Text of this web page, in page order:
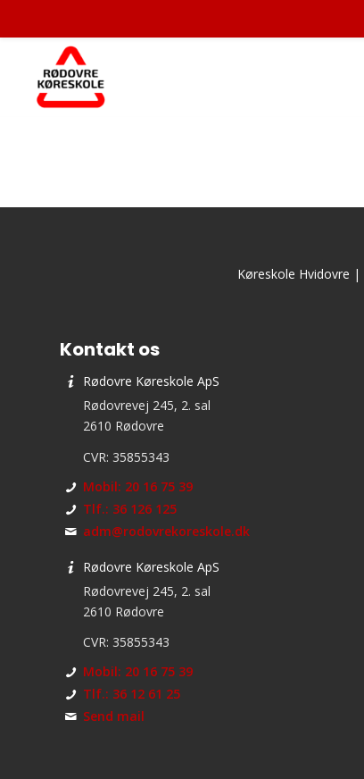
Køreskole Hvidovre |
Kontakt os
Rødovre Køreskole ApS
Rødovrevej 245, 2. sal
2610 Rødovre
CVR: 35855343
Mobil: 20 16 75 39
Tlf.: 36 126 125
adm@rodovrekoreskole.dk
Rødovre Køreskole ApS
Rødovrevej 245, 2. sal
2610 Rødovre
CVR: 35855343
Mobil: 20 16 75 39
Tlf.: 36 12 61 25
Send mail